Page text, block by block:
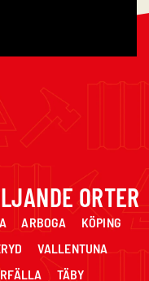
ORTER
ARBOGA KÖPING
VALLENTUNA
TÄBY